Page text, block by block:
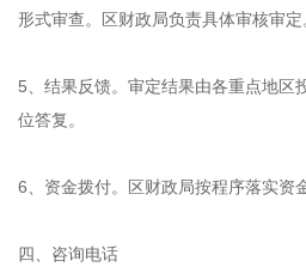
形式审查。区财政局负责具体审核审定
5、结果反馈。审定结果由各重点地区
位答复。
6、资金拨付。区财政局按程序落实资
四、咨询电话